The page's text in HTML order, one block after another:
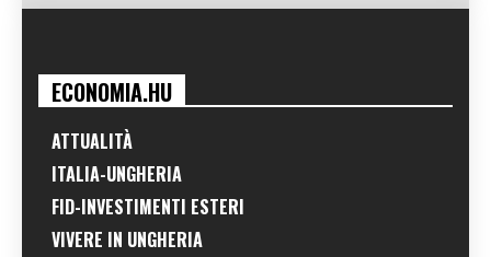
ECONOMIA.HU
ATTUALITÀ
ITALIA-UNGHERIA
FID-INVESTIMENTI ESTERI
VIVERE IN UNGHERIA